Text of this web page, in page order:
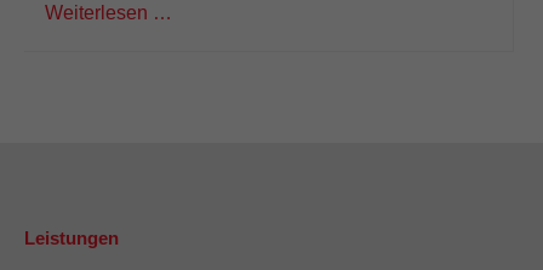
Weiterlesen …
Leistungen